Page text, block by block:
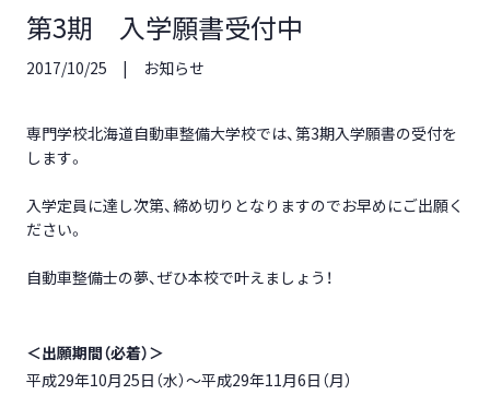
第3期 入学願書受付中
2017/10/25 お知らせ
専門学校北海道自動車整備大学校では、第3期入学願書の受付を
します。
入学定員に達し次第、締め切りとなりますのでお早めにご出願く
ださい。
自動車整備士の夢、ぜひ本校で叶えましょう！
＜出願期間（必着）＞
平成29年10月25日（水）～平成29年11月6日（月）